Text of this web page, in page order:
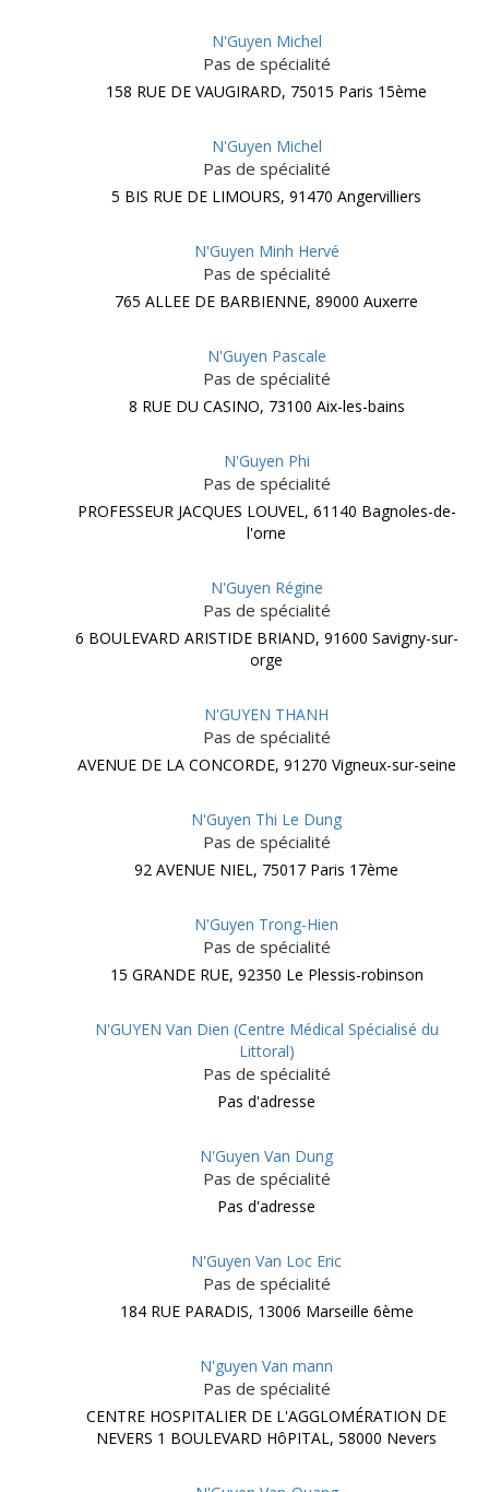
N'Guyen Michel
Pas de spécialité
158 RUE DE VAUGIRARD, 75015 Paris 15ème
N'Guyen Michel
Pas de spécialité
5 BIS RUE DE LIMOURS, 91470 Angervilliers
N'Guyen Minh Hervé
Pas de spécialité
765 ALLEE DE BARBIENNE, 89000 Auxerre
N'Guyen Pascale
Pas de spécialité
8 RUE DU CASINO, 73100 Aix-les-bains
N'Guyen Phi
Pas de spécialité
PROFESSEUR JACQUES LOUVEL, 61140 Bagnoles-de-
l'orne
N'Guyen Régine
Pas de spécialité
6 BOULEVARD ARISTIDE BRIAND, 91600 Savigny-sur-
orge
N'GUYEN THANH
Pas de spécialité
AVENUE DE LA CONCORDE, 91270 Vigneux-sur-seine
N'Guyen Thi Le Dung
Pas de spécialité
92 AVENUE NIEL, 75017 Paris 17ème
N'Guyen Trong-Hien
Pas de spécialité
15 GRANDE RUE, 92350 Le Plessis-robinson
N'GUYEN Van Dien (Centre Médical Spécialisé du
Littoral)
Pas de spécialité
Pas d'adresse
N'Guyen Van Dung
Pas de spécialité
Pas d'adresse
N'Guyen Van Loc Eric
Pas de spécialité
184 RUE PARADIS, 13006 Marseille 6ème
N'guyen Van mann
Pas de spécialité
CENTRE HOSPITALIER DE L'AGGLOMÉRATION DE
NEVERS 1 BOULEVARD HôPITAL, 58000 Nevers